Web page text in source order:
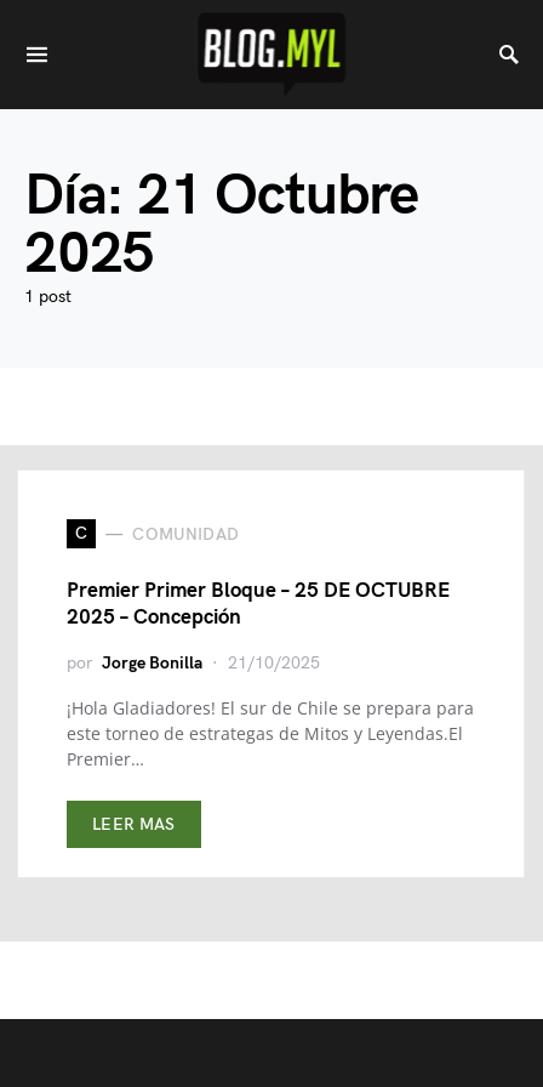
Día: 21 Octubre
2025
1 post
C COMUNIDAD
Premier Primer Bloque – 25 DE OCTUBRE
2025 – Concepción
por Jorge Bonilla 21/10/2025
¡Hola Gladiadores! El sur de Chile se prepara para
este torneo de estrategas de Mitos y Leyendas.El
Premier…
LEER MAS